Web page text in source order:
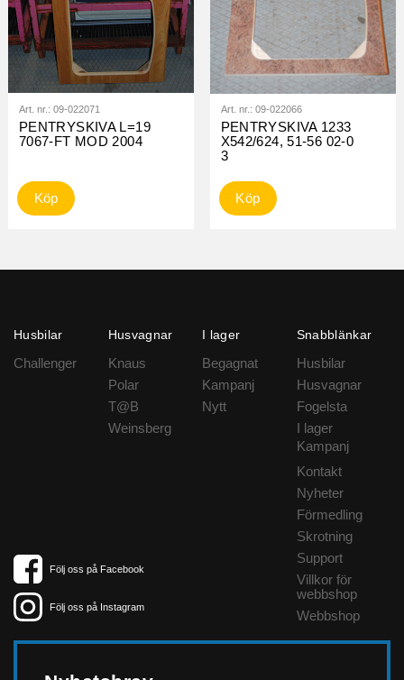
Art. nr.: 09-022071
PENTRYSKIVA L=19
7067-FT MOD 2004
Köp
Art. nr.: 09-022066
PENTRYSKIVA 1233
X542/624, 51-56 02-0
3
Köp
Husbilar
Challenger
Husvagnar
Knaus
Polar
T@B
Weinsberg
I lager
Begagnat
Kampanj
Nytt
Snabblänkar
Husbilar
Husvagnar
Fogelsta
I lager
Kampanj
Kontakt
Nyheter
Förmedling
Skrotning
Support
Villkor för
webbshop
Webbshop
Följ oss på Facebook
Följ oss på Instagram